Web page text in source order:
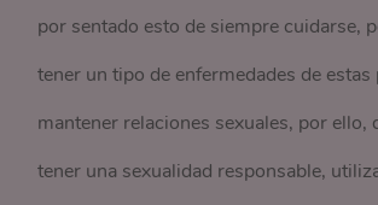
por sentado esto de siempre cuidarse,
tener un tipo de enfermedades de estas
mantener relaciones sexuales, por ello,
tener una sexualidad responsable,